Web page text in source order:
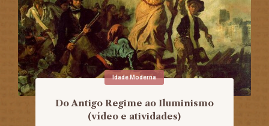
Idade Moderna
Do Antigo Regime ao Iluminismo
(vídeo e atividades)